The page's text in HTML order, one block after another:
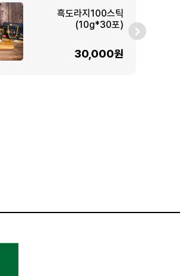
흑도라지100스틱
(10g*30포)
30,000원